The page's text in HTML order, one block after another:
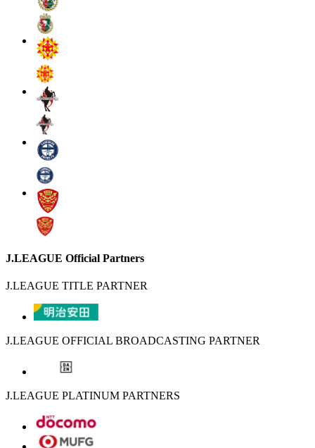
J.LEAGUE Official Partners
J.LEAGUE TITLE PARTNER
J.LEAGUE OFFICIAL BROADCASTING PARTNER
J.LEAGUE PLATINUM PARTNERS